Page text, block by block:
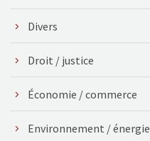
Divers
Droit / justice
Économie / commerce
Environnement / énergie